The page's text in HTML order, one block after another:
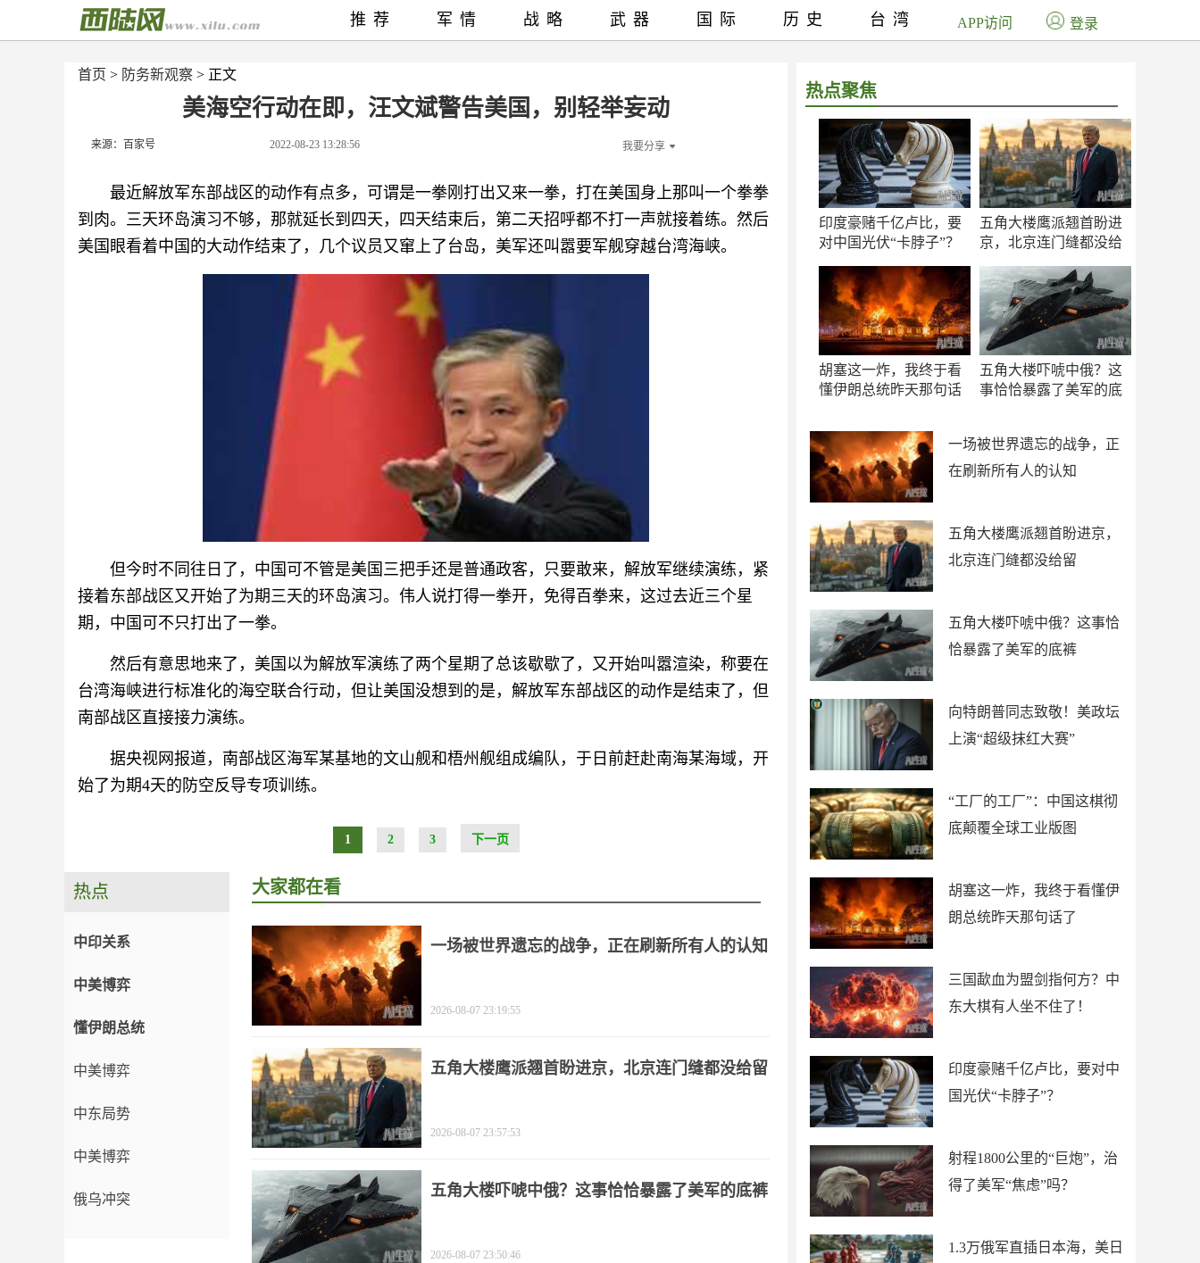
首页 > 防务新观察 > 正文
美海空行动在即，汪文斌警告美国，别轻举妄动
来源：百家号 2022-08-23 13:28:56 我要分享
最近解放军东部战区的动作有点多，可谓是一拳刚打出又来一拳，打在美国身上那叫一个拳拳
到肉。三天环岛演习不够，那就延长到四天，四天结束后，第二天招呼都不打一声就接着练。然后
美国眼看着中国的大动作结束了，几个议员又窜上了台岛，美军还叫嚣要军舰穿越台湾海峡。
但今时不同往日了，中国可不管是美国三把手还是普通政客，只要敢来，解放军继续演练，紧
接着东部战区又开始了为期三天的环岛演习。伟人说打得一拳开，免得百拳来，这过去近三个星
期，中国可不只打出了一拳。
然后有意思地来了，美国以为解放军演练了两个星期了总该歇歇了，又开始叫嚣渲染，称要在
台湾海峡进行标准化的海空联合行动，但让美国没想到的是，解放军东部战区的动作是结束了，但
南部战区直接接力演练。
据央视网报道，南部战区海军某基地的文山舰和梧州舰组成编队，于日前赶赴南海某海域，开
始了为期4天的防空反导专项训练。
1 2 3 下一页
热点聚焦
印度豪赌千亿卢比，要
对中国光伏“卡脖子”？
五角大楼鹰派翘首盼进
京，北京连门缝都没给
胡塞这一炸，我终于看
懂伊朗总统昨天那句话
五角大楼吓唬中俄？这
事恰恰暴露了美军的底
一场被世界遗忘的战争，正
在刷新所有人的认知
五角大楼鹰派翘首盼进京，
北京连门缝都没给留
五角大楼吓唬中俄？这事恰
恰暴露了美军的底裤
向特朗普同志致敬！美政坛
上演“超级抹红大赛”
“工厂的工厂”：中国这棋彻
底颠覆全球工业版图
胡塞这一炸，我终于看懂伊
朗总统昨天那句话了
三国歃血为盟剑指何方？中
东大棋有人坐不住了！
印度豪赌千亿卢比，要对中
国光伏“卡脖子”？
射程1800公里的“巨炮”，治
得了美军“焦虑”吗？
1.3万俄军直插日本海，美日
推荐 军情 战略 武器 国际 历史 台湾 APP访问 登录
热点
中印关系
中美博弈
懂伊朗总统
中美博弈
中东局势
中美博弈
俄乌冲突
大家都在看
一场被世界遗忘的战争，正在刷新所有人的认知
2026-08-07 23:19:55
五角大楼鹰派翘首盼进京，北京连门缝都没给留
2026-08-07 23:57:53
五角大楼吓唬中俄？这事恰恰暴露了美军的底裤
2026-08-07 23:50:46